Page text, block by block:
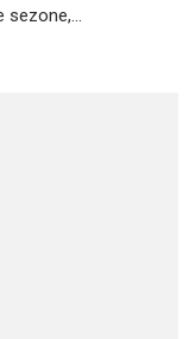
sezone,...